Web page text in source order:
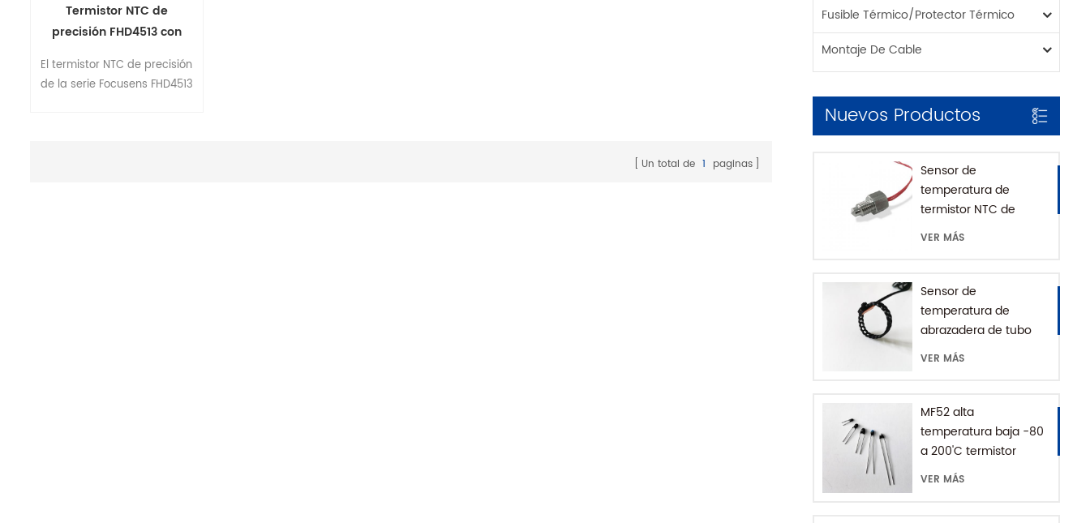
Fusible Térmico/protector Térmico
Montaje De Cable
Nuevos Productos
Sensor de
temperatura de
termistor NTC de
montaje roscado para
VER MÁS
Sensor de
temperatura de
abrazadera de tubo
impermeable IP68
VER MÁS
MF52 alta
temperatura baja -80
a 200'C termistor
epoxi NTC
VER MÁS
Termistor NTC de
precisión FHD4513 con
El termistor NTC de precisión
de la serie Focusens FHD4513
Un total de 1 paginas